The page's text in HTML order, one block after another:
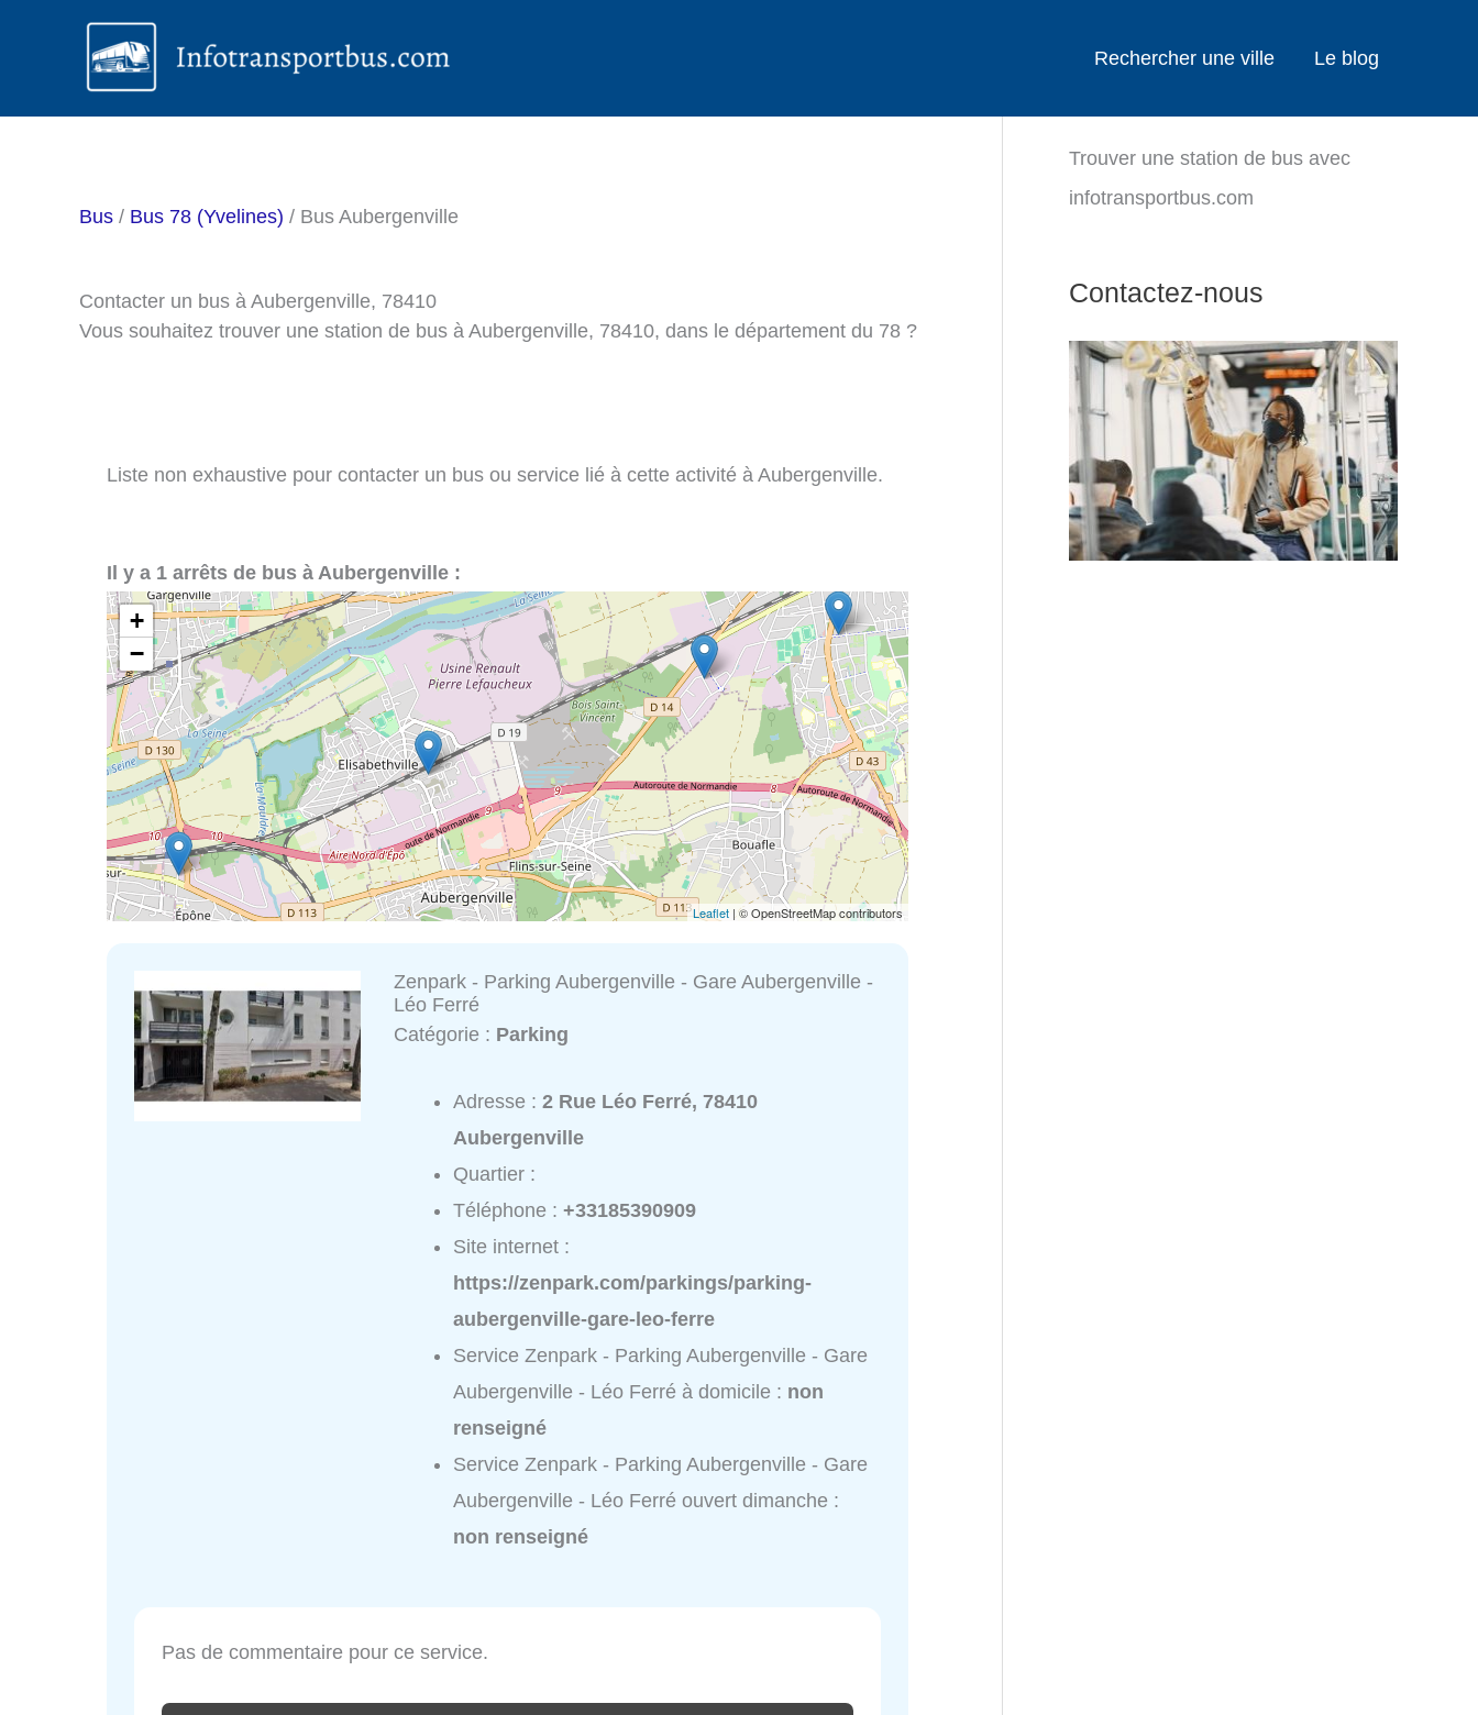
Rechercher une ville Le blog
Bus / Bus 78 (Yvelines) / Bus Aubergenville
Contacter un bus à Aubergenville, 78410
Vous souhaitez trouver une station de bus à Aubergenville, 78410, dans le département du 78 ?
Liste non exhaustive pour contacter un bus ou service lié à cette activité à Aubergenville.
Il y a 1 arrêts de bus à Aubergenville :
+
−
Leaflet | © OpenStreetMap contributors
Zenpark - Parking Aubergenville - Gare Aubergenville -
Léo Ferré
Catégorie : Parking
Adresse :2 Rue Léo Ferré, 78410
Aubergenville
Quartier :
Téléphone :+33185390909
Site internet :
https://zenpark.com/parkings/parking-
aubergenville-gare-leo-ferre
Service Zenpark - Parking Aubergenville - Gare
Aubergenville - Léo Ferré à domicile : non
renseigné
Service Zenpark - Parking Aubergenville - Gare
Aubergenville - Léo Ferré ouvert dimanche :
non renseigné
Pas de commentaire pour ce service.
Trouver une station de bus avec
infotransportbus.com
Contactez-nous